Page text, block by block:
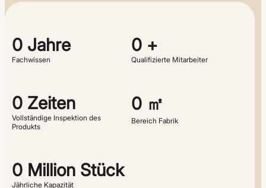
0 Jahre
Fachwissen
0 +
Qualifizierte Mitarbeiter
0 Zeiten
Vollständige Inspektion des
Produkts
0 ㎡
Bereich Fabrik
0 Million Stück
Jährliche Kapazität